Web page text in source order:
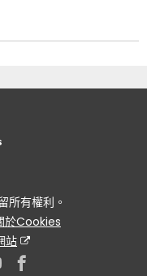
有權利。
於Cookies
站